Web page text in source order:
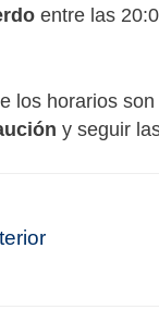
entre las
los horarios son
y seguir